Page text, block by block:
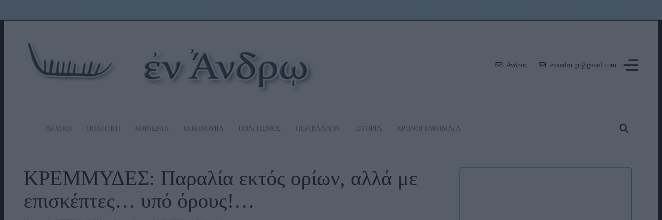
Άνδρος enandro.gr@gmail.com
ΑΡΧΙΚΗ ΠΟΛΙΤΙΚΗ ΚΟΙΝΩΝΙΑ ΟΙΚΟΝΟΜΙΑ ΠΟΛΙΤΙΣΜΟΣ ΠΕΡΙΒΑΛΛΟΝ ΙΣΤΟΡΙΑ ΧΡΟΝΟΓΡΑΦΗΜΑΤΑ
ΚΡΕΜΜΥΔΕΣ: Παραλία εκτός ορίων, αλλά με
επισκέπτες… υπό όρους!…